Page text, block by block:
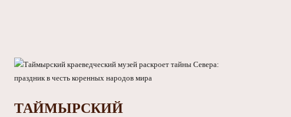
ТАЙМЫРСКИЙ